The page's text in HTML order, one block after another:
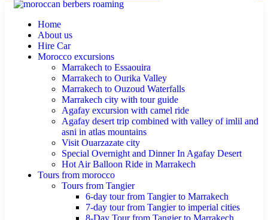
Home
About us
Hire Car
Morocco excursions
Marrakech to Essaouira
Marrakech to Ourika Valley
Marrakech to Ouzoud Waterfalls
Marrakech city with tour guide
Agafay excursion with camel ride
Agafay desert trip combined with valley of imlil and
asni in atlas mountains
Visit Ouarzazate city
Special Overnight and Dinner In Agafay Desert
Hot Air Balloon Ride in Marrakech
Tours from morocco
Tours from Tangier
6-day tour from Tangier to Marrakech
7-day tour from Tangier to imperial cities
8-Day Tour from Tangier to Marrakech